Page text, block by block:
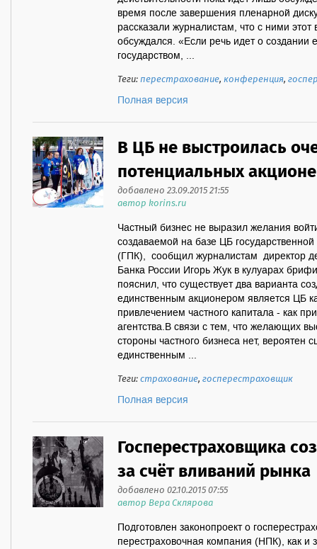
время после завершения пленарной
рассказали журналистам, что с ними этот
обсуждался. «Если речь идет о создании
государством, ...
Теги:перестрахование,конференция,
Полная версия
В ЦБ не выстроилась
потенциальных
добавлено 23.09.2015 21:55
автор korins.ru
Частный бизнес не выразил желания
создаваемой на базе ЦБ
(ГПК), сообщил журналистам директор
Банка России Игорь Жук в кулуарах
пояснил, что существует два варианта
единственным акционером является ЦБ
привлечением частного капитала - как
агентства.В связи с тем, что желающих
стороны частного бизнеса нет, вероятен
единственным ...
Теги:страхование,госперестраховщик
Полная версия
Госперестраховщика
за счёт вливаний рынка
добавлено 02.10.2015 07:55
автор Вера Склярова
Подготовлен законопроект о
перестраховочная компания (НПК), как и